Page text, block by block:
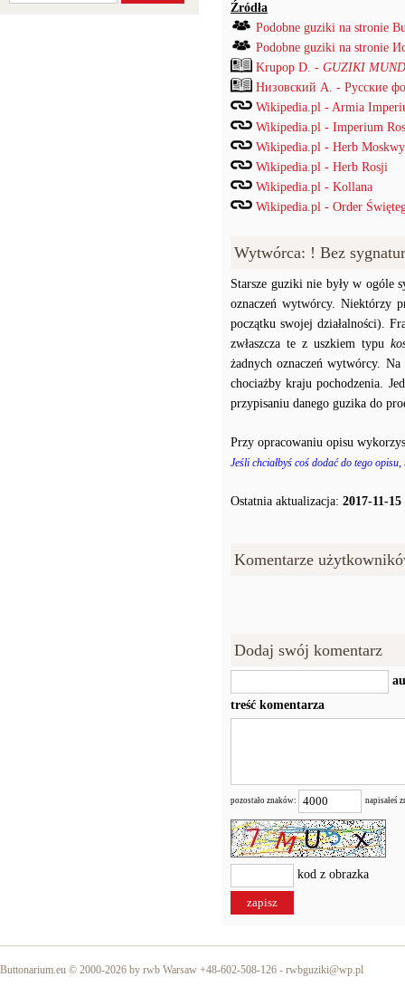
Źródła
Podobne guziki na stronie
Podobne guziki na stronie
Krupop D. - GUZIKI
Низовский А. - Русские
Wikipedia.pl - Armia
Wikipedia.pl - Imperium
Wikipedia.pl - Herb Moskwy
Wikipedia.pl - Herb Rosji
Wikipedia.pl - Kollana
Wikipedia.pl - Order
Wytwórca: ! Bez
Starsze guziki nie były w ogóle
oznaczeń wytwórcy. Niektórzy
początku swojej działalności).
zwłaszcza te z uszkiem typu
żadnych oznaczeń wytwórcy.
chociażby kraju pochodzenia.
przypisaniu danego guzika do
Przy opracowaniu opisu
Jeśli chciałbyś coś dodać do tego
Ostatnia aktualizacja: 2017-11-15
Komentarze
Dodaj swój komentarz
treść komentarza
pozostało znaków: napisałeś
kod z obrazka
Buttonarium.eu © 2000-2026 by rwb Warsaw +48-602-508-126 - rwbguziki@wp.pl